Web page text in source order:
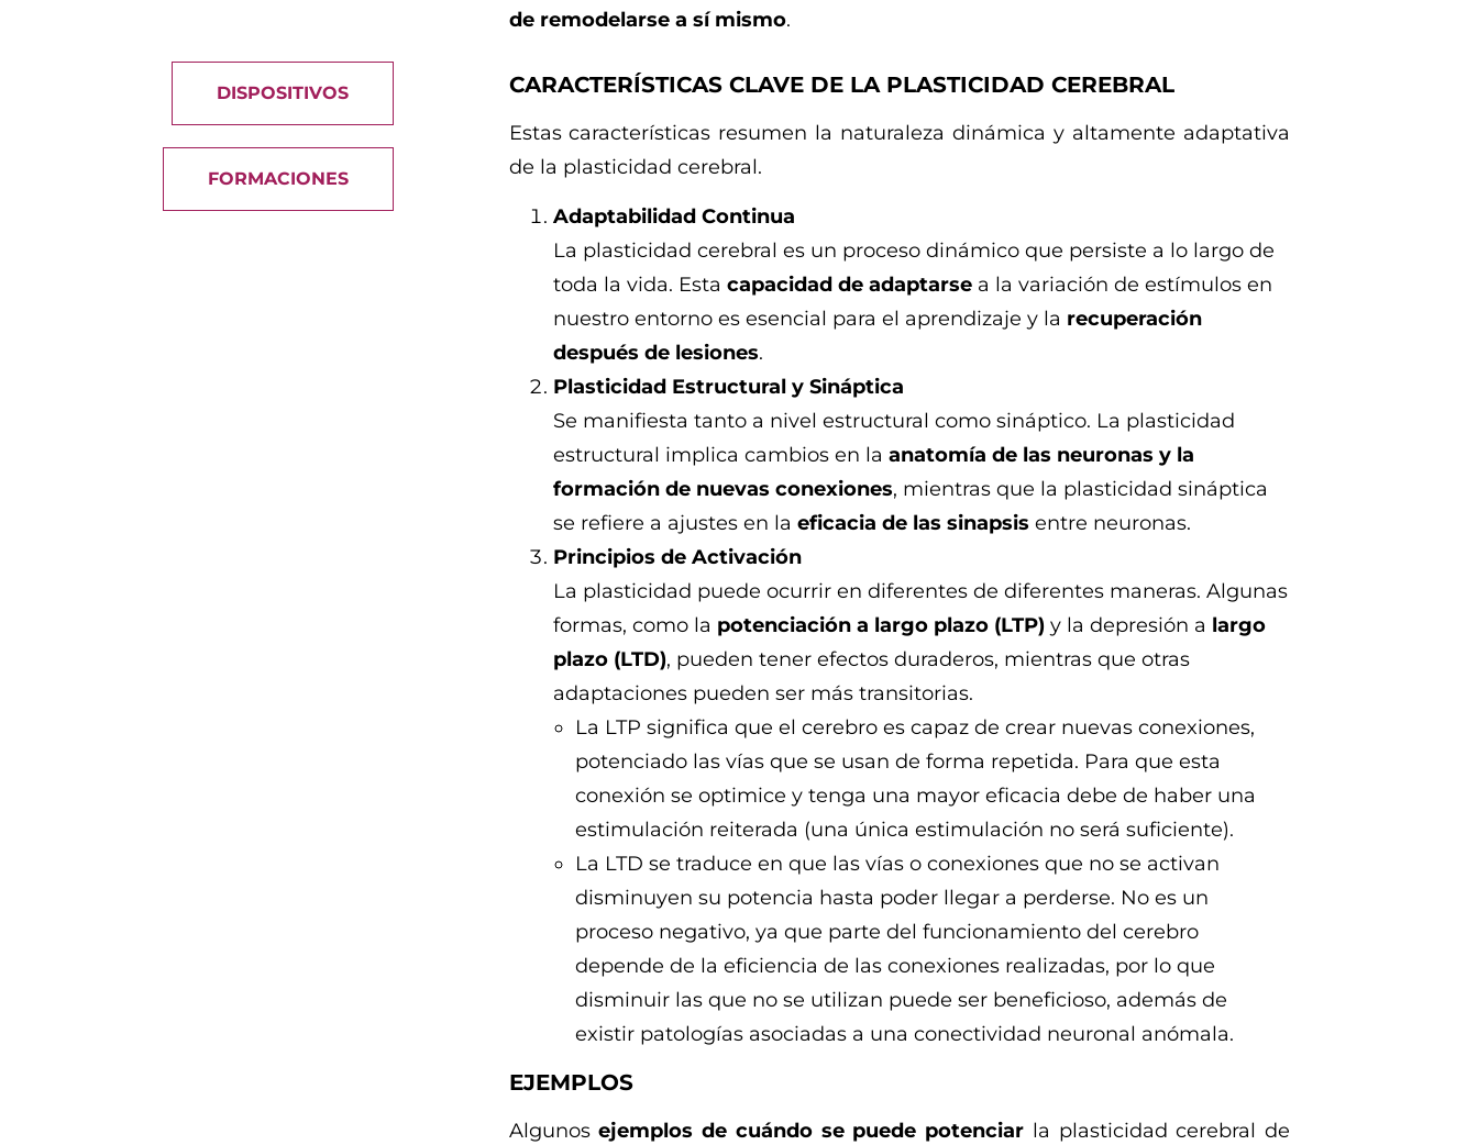
DISPOSITIVOS
FORMACIONES
de remodelarse a sí mismo.
CARACTERÍSTICAS CLAVE DE LA PLASTICIDAD CEREBRAL
Estas características resumen la naturaleza dinámica y altamente adaptativa
de la plasticidad cerebral.
Adaptabilidad Continua
La plasticidad cerebral es un proceso dinámico que persiste a lo largo de
toda la vida. Esta capacidad de adaptarsea la variación de estímulos en
nuestro entorno es esencial para el aprendizaje y la recuperación
después de lesiones.
Plasticidad Estructural y Sináptica
Se manifiesta tanto a nivel estructural como sináptico. La plasticidad
estructural implica cambios en la anatomía de las neuronas y la
formación de nuevas conexiones, mientras que la plasticidad sináptica
se refiere a ajustes en la eficacia de las sinapsis entre neuronas.
Principios de Activación
La plasticidad puede ocurrir en diferentes de diferentes maneras. Algunas
formas, como la potenciación a largo plazo (LTP)y la depresión a largo
plazo (LTD), pueden tener efectos duraderos, mientras que otras
adaptaciones pueden ser más transitorias.
La LTP significa que el cerebro es capaz de crear nuevas conexiones,
potenciado las vías que se usan de forma repetida. Para que esta
conexión se optimice y tenga una mayor eficacia debe de haber una
estimulación reiterada (una única estimulación no será suficiente).
La LTD se traduce en que las vías o conexiones que no se activan
disminuyen su potencia hasta poder llegar a perderse. No es un
proceso negativo, ya que parte del funcionamiento del cerebro
depende de la eficiencia de las conexiones realizadas, por lo que
disminuir las que no se utilizan puede ser beneficioso, además de
existir patologías asociadas a una conectividad neuronal anómala.
EJEMPLOS
Algunosejemplos de cuándo se puede potenciar la plasticidad cerebral de